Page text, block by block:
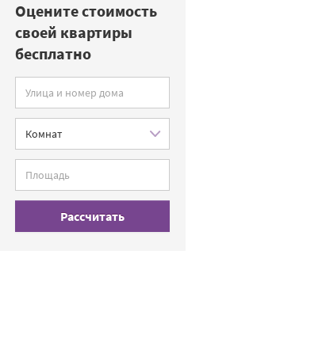
Оцените стоимость
своей квартиры
бесплатно
Рассчитать